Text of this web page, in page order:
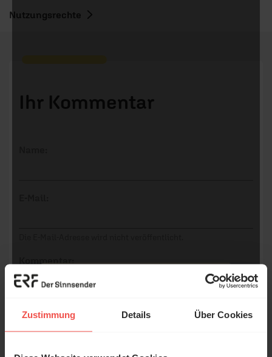
Zustimmung Details Über Cookies
Nutzungsrechte
Ihr Kommentar
Kommentar: